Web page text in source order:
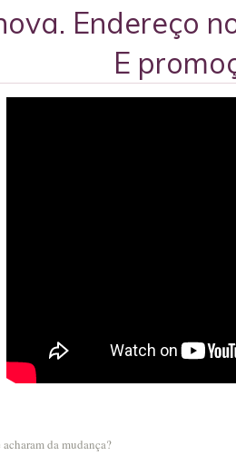
Endereço
E
acharam da mudança?